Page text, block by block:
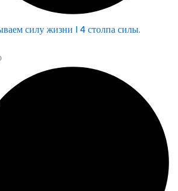
силу жизни | 4 столпа силы.